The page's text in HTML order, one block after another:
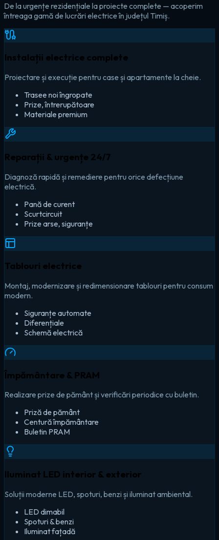
De la urgențe rezidențiale la proiecte complete — acoperim
întreaga gamă de lucrări electrice în județul Timiș.
Instalații electrice complete
Proiectare și execuție pentru case și apartamente la cheie.
Trasee noi îngropate
Prize, întrerupătoare
Materiale premium
Reparații & urgențe 24/7
Diagnoză rapidă și remediere pentru orice defecțiune
electrică.
Pană de curent
Scurtcircuit
Prize arse, siguranțe
Tablouri electrice
Montaj, modernizare și redimensionare tablouri pentru consum
modern.
Siguranțe automate
Diferențiale
Schemă electrică
Împământare & PRAM
Realizare prize de pământ și verificări periodice cu buletin.
Priză de pământ
Centură împământare
Buletin PRAM
Iluminat LED interior & exterior
Soluții moderne LED, spoturi, benzi și iluminat ambiental.
LED dimabil
Spoturi & benzi
Iluminat fațadă